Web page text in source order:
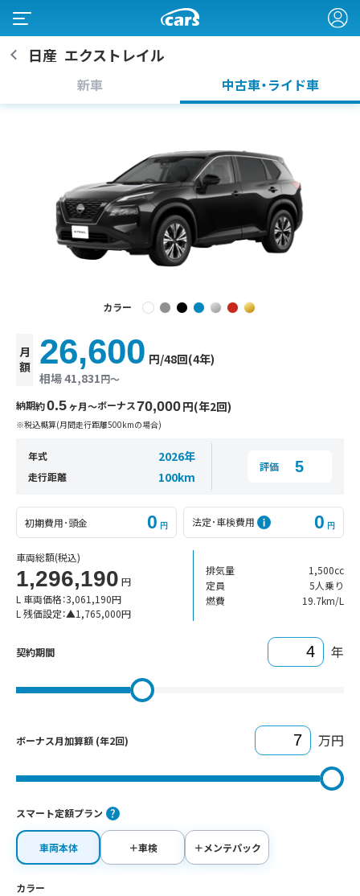
日産 エクストレイル
新車 中古車・ライド車
カラー
月
額
相場 41,831円〜
26,600 円/48回(4年)
納期約0.5ヶ月〜ボーナス70,000円(年2回)
※税込概算(月間走行距離500kmの場合)
年式 2026年
走行距離 100km
評価 5
初期費用･頭金 0 円 法定･車検費用 0 円
車両総額(税込)
1,296,190 円
L 車両価格：3,061,190円
L 残価設定：▲1,765,000円
排気量
1,500cc
定員
5人乗り
燃費
19.7km/L
契約期間 年
ボーナス月加算額 (年2回) 万円
スマート定額プラン
車両本体 ＋車検 ＋メンテパック
カラー